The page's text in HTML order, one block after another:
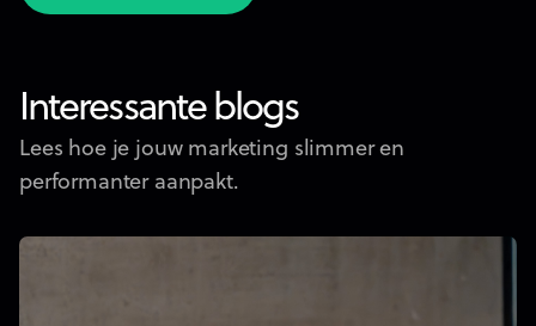
Ontdek meer cases
Interessante blogs
Lees hoe je jouw marketing slimmer en
performanter aanpakt.